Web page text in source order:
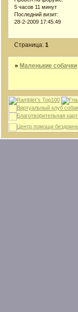
5 часов 11 минут
Последний визит:
28-2-2009 17:45:49
Страница:1
» Маленькие собачки